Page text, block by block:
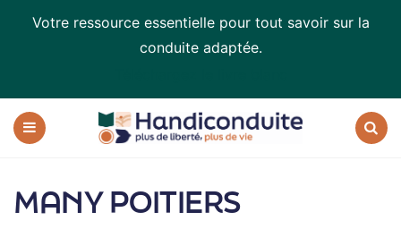
Votre ressource essentielle pour tout savoir sur la
conduite adaptée.
Handiconduite
conduite
adaptée
MANY POITIERS